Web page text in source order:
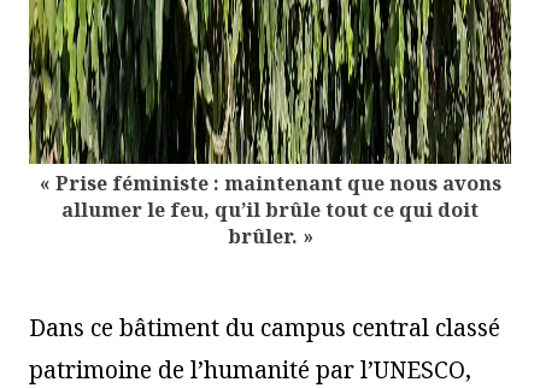
« Prise féministe : maintenant que nous avons
allumer le feu, qu’il brûle tout ce qui doit
brûler. »
Dans ce bâtiment du campus central classé
patrimoine de l’humanité par l’UNESCO,